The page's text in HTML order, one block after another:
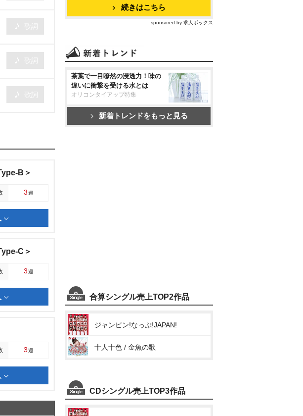
B＞
3週
C＞
3週
3週
続きはこちら
sponsored by 求人ボックス
茶葉で一目瞭然の浸透力！味の
違いに衝撃を受ける水とは
オリコンタイアップ特集
新着トレンドをもっと見る
合算シングル売上TOP2作品
ジャンピン!なっぷ!JAPAN!
十人十色 / 金魚の歌
CDシングル売上TOP3作品